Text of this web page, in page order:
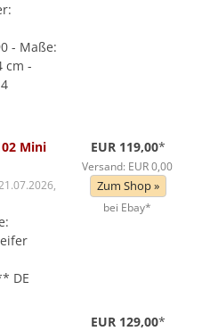
- Maße:
cm -
Mini
DE
EUR 119,00*
Versand: EUR 0,00
Zum Shop »
bei Ebay*
EUR 129,00*